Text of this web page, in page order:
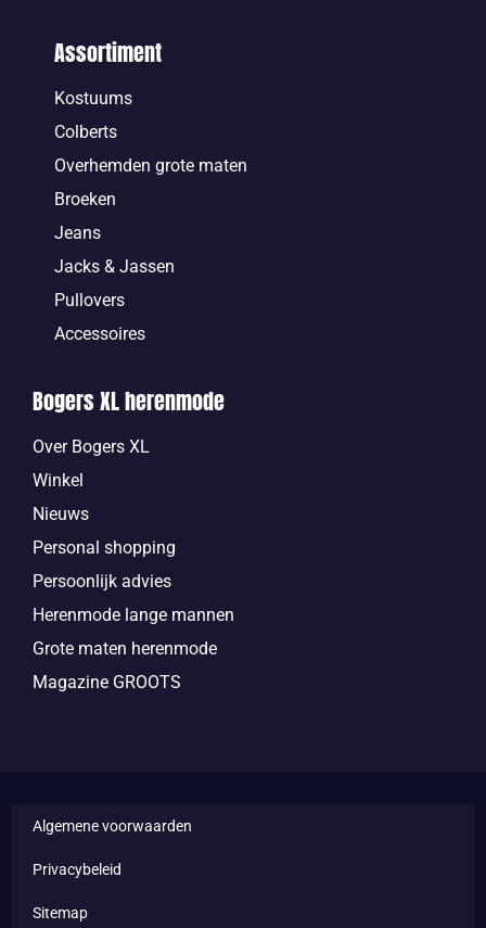
Assortiment
Kostuums
Colberts
Overhemden grote maten
Broeken
Jeans
Jacks & Jassen
Pullovers
Accessoires
Bogers XL herenmode
Over Bogers XL
Winkel
Nieuws
Personal shopping
Persoonlijk advies
Herenmode lange mannen
Grote maten herenmode
Magazine GROOTS
Algemene voorwaarden
Privacybeleid
Sitemap